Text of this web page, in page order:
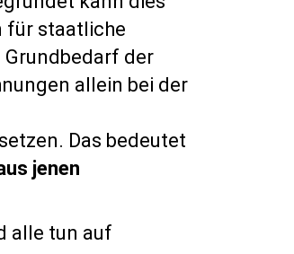
für staatliche
der
allein bei der
Das bedeutet
jenen
alle tun auf